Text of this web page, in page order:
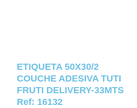
ETIQUETA 50X30/2
COUCHE ADESIVA TUTI
FRUTI DELIVERY-33MTS
Ref: 16132